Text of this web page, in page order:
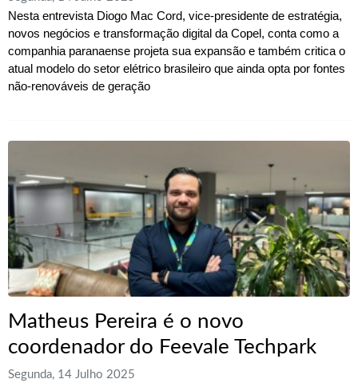
Nesta entrevista Diogo Mac Cord, vice-presidente de estratégia,
novos negócios e transformação digital da Copel, conta como a
companhia paranaense projeta sua expansão e também critica o
atual modelo do setor elétrico brasileiro que ainda opta por fontes
não-renováveis de geração
Matheus Pereira é o novo
coordenador do Feevale Techpark
Segunda, 14 Julho 2025